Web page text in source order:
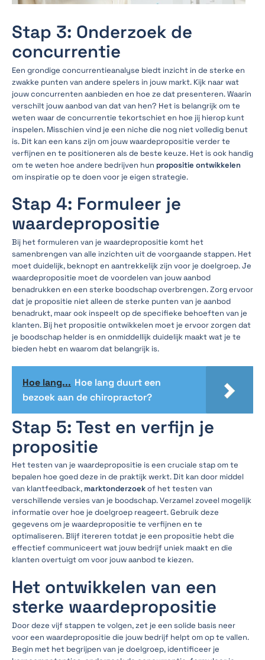
Stap 3: Onderzoek de
concurrentie
Een grondige concurrentieanalyse biedt inzicht in de sterke en
zwakke punten van andere spelers in jouw markt. Kijk naar wat
jouw concurrenten aanbieden en hoe ze dat presenteren. Waarin
verschilt jouw aanbod van dat van hen? Het is belangrijk om te
weten waar de concurrentie tekortschiet en hoe jij hierop kunt
inspelen. Misschien vind je een niche die nog niet volledig benut
is. Dit kan een kans zijn om jouw waardepropositie verder te
verfijnen en te positioneren als de beste keuze. Het is ook handig
om te weten hoe andere bedrijven hun propositie ontwikkelen
om inspiratie op te doen voor je eigen strategie.
Stap 4: Formuleer je
waardepropositie
Bij het formuleren van je waardepropositie komt het
samenbrengen van alle inzichten uit de voorgaande stappen. Het
moet duidelijk, beknopt en aantrekkelijk zijn voor je doelgroep. Je
waardepropositie moet de voordelen van jouw aanbod
benadrukken en een sterke boodschap overbrengen. Zorg ervoor
dat je propositie niet alleen de sterke punten van je aanbod
benadrukt, maar ook inspeelt op de specifieke behoeften van je
klanten. Bij het propositie ontwikkelen moet je ervoor zorgen dat
je boodschap helder is en onmiddellijk duidelijk maakt wat je te
bieden hebt en waarom dat belangrijk is.
Hoe lang... Hoe lang duurt een
bezoek aan de chiropractor?
Stap 5: Test en verfijn je
propositie
Het testen van je waardepropositie is een cruciale stap om te
bepalen hoe goed deze in de praktijk werkt. Dit kan door middel
van klantfeedback, marktonderzoekof het testen van
verschillende versies van je boodschap. Verzamel zoveel mogelijk
informatie over hoe je doelgroep reageert. Gebruik deze
gegevens om je waardepropositie te verfijnen en te
optimaliseren. Blijf itereren totdat je een propositie hebt die
effectief communiceert wat jouw bedrijf uniek maakt en die
klanten overtuigt om voor jouw aanbod te kiezen.
Het ontwikkelen van een
sterke waardepropositie
Door deze vijf stappen te volgen, zet je een solide basis neer
voor een waardepropositie die jouw bedrijf helpt om op te vallen.
Begin met het begrijpen van je doelgroep, identificeer je